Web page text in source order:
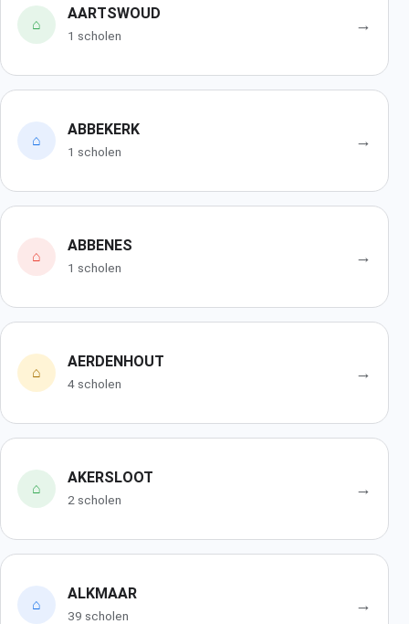
⌂
AARTSWOUD
1 scholen
→
⌂
ABBEKERK
1 scholen
→
⌂
ABBENES
1 scholen
→
⌂
AERDENHOUT
4 scholen
→
⌂
AKERSLOOT
2 scholen
→
⌂
ALKMAAR
39 scholen
→